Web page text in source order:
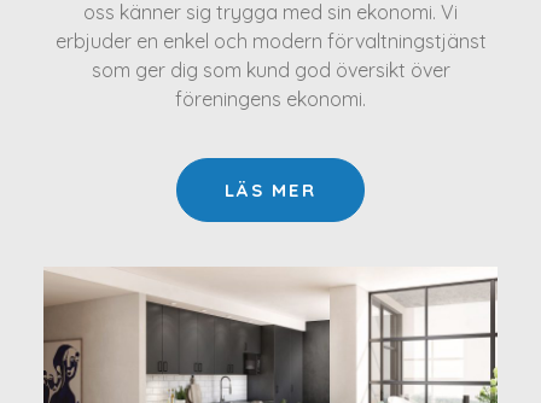
oss känner sig trygga med sin ekonomi. Vi
erbjuder en enkel och modern förvaltningstjänst
som ger dig som kund god översikt över
föreningens ekonomi.
LÄS MER